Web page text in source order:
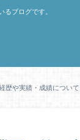
ブログです。
歴や実績・成績について